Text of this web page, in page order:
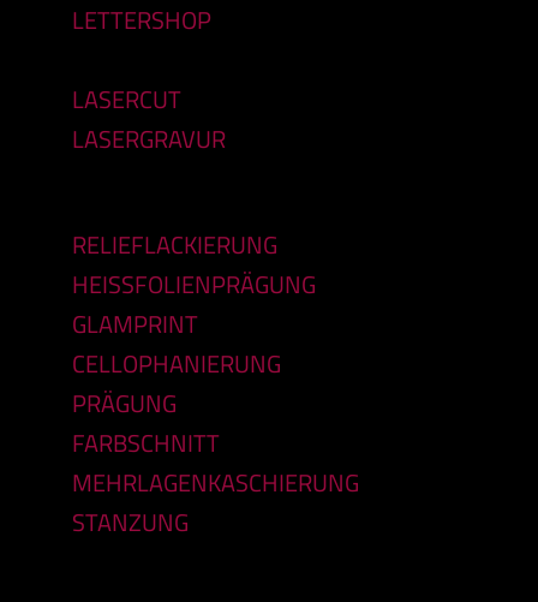
LETTERSHOP
LASERCUT
LASERGRAVUR
RELIEFLACKIERUNG
HEISSFOLIENPRÄGUNG
GLAMPRINT
CELLOPHANIERUNG
PRÄGUNG
FARBSCHNITT
MEHRLAGENKASCHIERUNG
STANZUNG